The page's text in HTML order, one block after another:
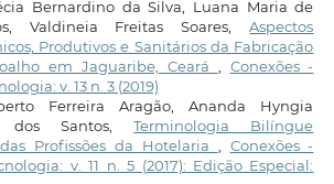
Bernardino da Silva, Luana Maria de
Valdineia Freitas Soares,Aspectos
Produtivos e Sanitários da Fabricação
em Jaguaribe, Ceará
Conexões -
v. 13 n. 3 (2019)
Ferreira Aragão, Ananda Hyngia
dos Santos,Terminologia Bilíngue
Profissões da Hotelaria
Conexões -
v. 11 n. 5 (2017): Edição Especial: